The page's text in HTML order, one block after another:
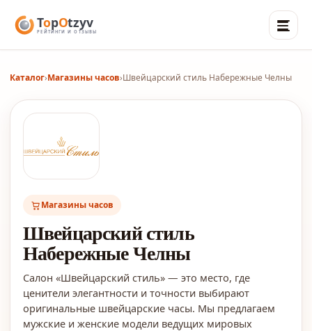
Каталог›Магазины часов›Швейцарский стиль Набережные Челны
Магазины часов
Швейцарский стиль
Набережные Челны
Салон «Швейцарский стиль» — это место, где
ценители элегантности и точности выбирают
оригинальные швейцарские часы. Мы предлагаем
мужские и женские модели ведущих мировых